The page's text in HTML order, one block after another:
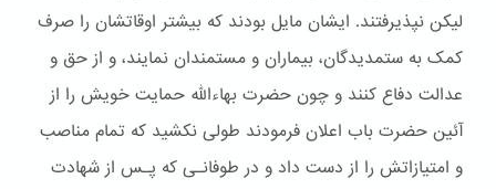
لیکن نپذیرفتند. ایشان مایل بودند که بیشتر اوقاتشان را صرف
کمک به ستمدیدگان، بیماران و مستمندان نمایند، و از حق و
عدالت دفاع کنند و چون حضرت بهاءالله حمایت خویش را از
آئین حضرت باب اعلان فرمودند طولی نکشید که تمام مناصب
و امتیازاتش را از دست داد و در طوفانـی که پـس از شهادت